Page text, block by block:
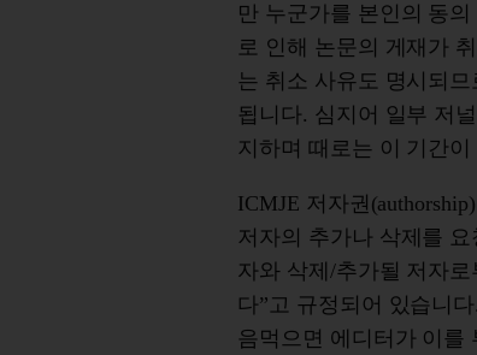
만 누군가를 본인의 동
로 인해 논문의 게재가
는 취소 사유도 명시되
됩니다. 심지어 일부 저
지하며 때로는 이 기간
ICMJE 저자권
저자의 추가나 삭제를
자와 삭제/추가될 저자
다”고 규정되어 있습니
음먹으면 에디터가 이를